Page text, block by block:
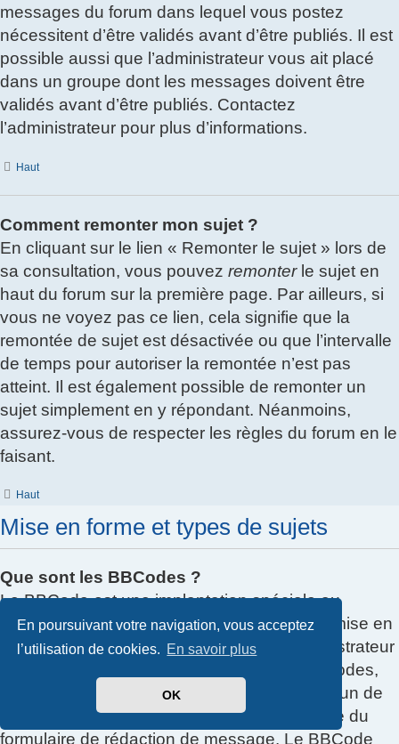
En poursuivant votre navigation, vous acceptez
l’utilisation de cookies. En savoir plus
OK
messages du forum dans lequel vous postez
nécessitent d’être validés avant d’être publiés. Il est
possible aussi que l’administrateur vous ait placé
dans un groupe dont les messages doivent être
validés avant d’être publiés. Contactez
l’administrateur pour plus d’informations.
Haut
Comment remonter mon sujet ?
En cliquant sur le lien « Remonter le sujet » lors de
sa consultation, vous pouvez remonterle sujet en
haut du forum sur la première page. Par ailleurs, si
vous ne voyez pas ce lien, cela signifie que la
remontée de sujet est désactivée ou que l’intervalle
de temps pour autoriser la remontée n’est pas
atteint. Il est également possible de remonter un
sujet simplement en y répondant. Néanmoins,
assurez-vous de respecter les règles du forum en le
faisant.
Haut
Mise en forme et types de sujets
Que sont les BBCodes ?
Le BBCode est une implantation spéciale au
langage HTML, offrant un large contrôle de mise en
forme des éléments d’un message. L’administrateur
peut décider si vous pouvez utiliser les BBCodes,
vous pouvez aussi les désactiver dans chacun de
vos messages en utilisant l’option appropriée du
formulaire de rédaction de message. Le BBCode